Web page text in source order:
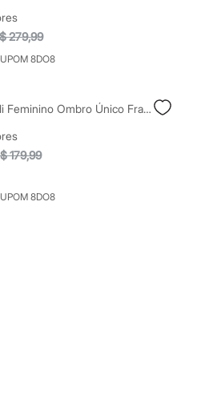
279,99
8DO8
Vestido Midi Feminino Ombro Único Franzido Off White
179,99
8DO8